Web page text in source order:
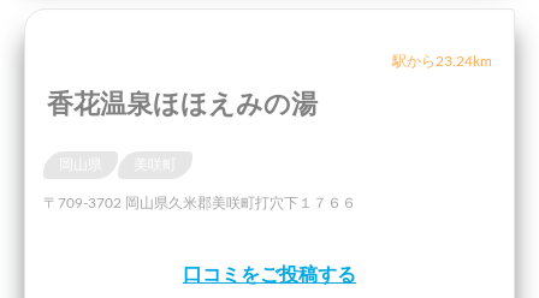
駅から23.24km
香花温泉ほほえみの湯
美咲町
〒709-3702 岡山県久米郡美咲町打穴下１７６６
口コミをご投稿する